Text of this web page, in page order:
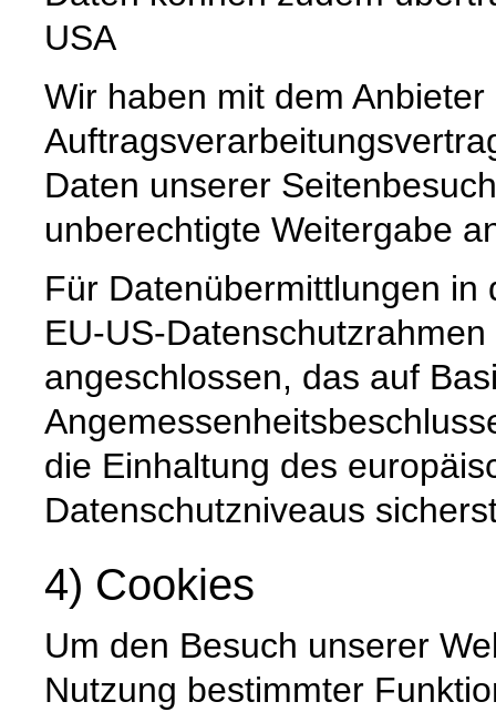
USA
Wir haben mit dem Anbieter
Daten unserer
unberechtigte Weitergabe
Für Datenübermittlungen in
EU-US-
angeschlossen, das auf
die Einhaltung des
Datenschutzniveaus
4) Cookies
Um den Besuch unserer
Nutzung bestimmter